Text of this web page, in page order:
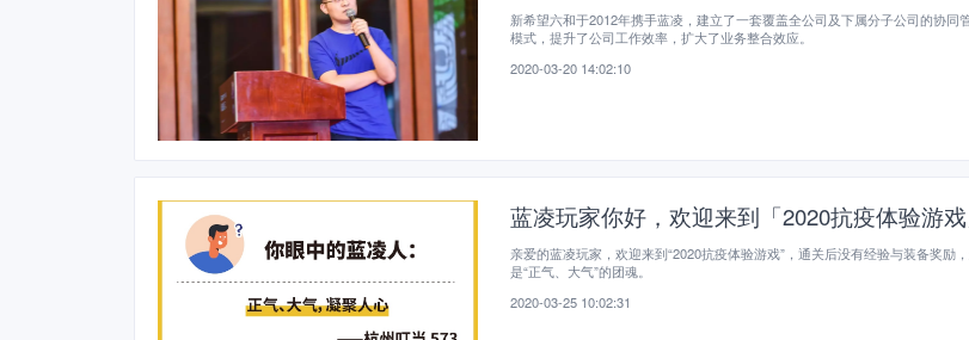
新希望六和于2012年携手蓝凌，建立了一套覆盖全公司及下属分子公司的协同
模式，提升了公司工作效率，扩大了业务整合效应。
2020-03-20 14:02:10
蓝凌玩家你好，欢迎来到「2020抗疫体验游
亲爱的蓝凌玩家，欢迎来到“2020抗疫体验游戏”，通关后没有经验与装备奖励
是“正气、大气”的团魂。
2020-03-25 10:02:31